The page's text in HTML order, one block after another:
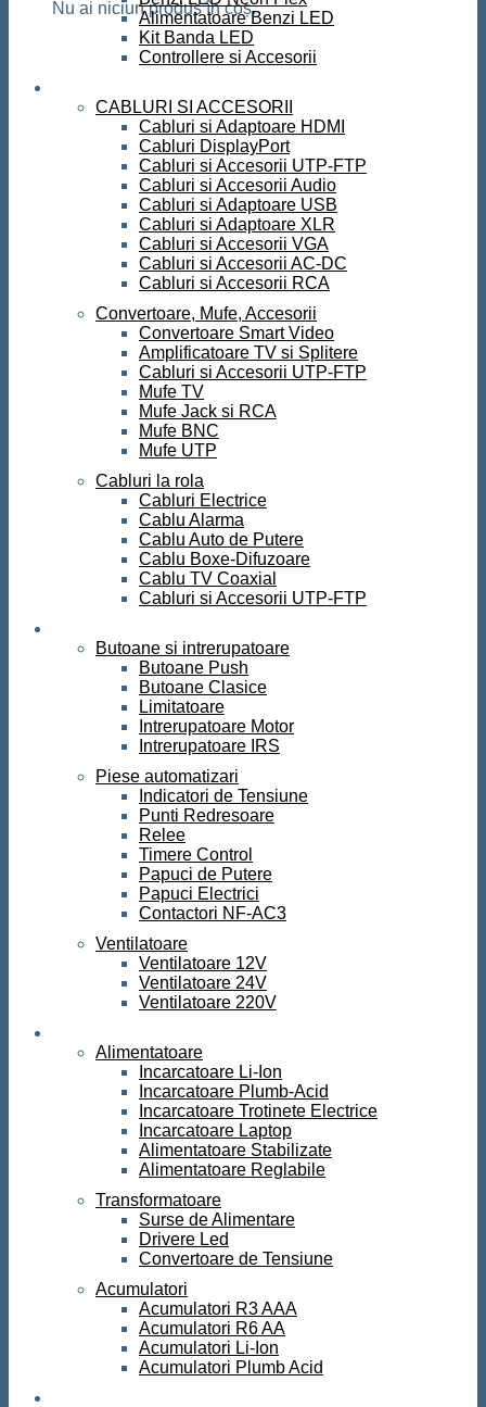
Nu ai niciun produs în coș.
Alimentatoare Benzi LED
Kit Banda LED
Controllere si Accesorii
CABLURI SI ACCESORII
Cabluri si Adaptoare HDMI
Cabluri DisplayPort
Cabluri si Accesorii UTP-FTP
Cabluri si Accesorii Audio
Cabluri si Adaptoare USB
Cabluri si Adaptoare XLR
Cabluri si Accesorii VGA
Cabluri si Accesorii AC-DC
Cabluri si Accesorii RCA
Convertoare, Mufe, Accesorii
Convertoare Smart Video
Amplificatoare TV si Splitere
Cabluri si Accesorii UTP-FTP
Mufe TV
Mufe Jack si RCA
Mufe BNC
Mufe UTP
Cabluri la rola
Cabluri Electrice
Cablu Alarma
Cablu Auto de Putere
Cablu Boxe-Difuzoare
Cablu TV Coaxial
Cabluri si Accesorii UTP-FTP
Butoane si intrerupatoare
Butoane Push
Butoane Clasice
Limitatoare
Intrerupatoare Motor
Intrerupatoare IRS
Piese automatizari
Indicatori de Tensiune
Punti Redresoare
Relee
Timere Control
Papuci de Putere
Papuci Electrici
Contactori NF-AC3
Ventilatoare
Ventilatoare 12V
Ventilatoare 24V
Ventilatoare 220V
Alimentatoare
Incarcatoare Li-Ion
Incarcatoare Plumb-Acid
Incarcatoare Trotinete Electrice
Incarcatoare Laptop
Alimentatoare Stabilizate
Alimentatoare Reglabile
Transformatoare
Surse de Alimentare
Drivere Led
Convertoare de Tensiune
Acumulatori
Acumulatori R3 AAA
Acumulatori R6 AA
Acumulatori Li-Ion
Acumulatori Plumb Acid